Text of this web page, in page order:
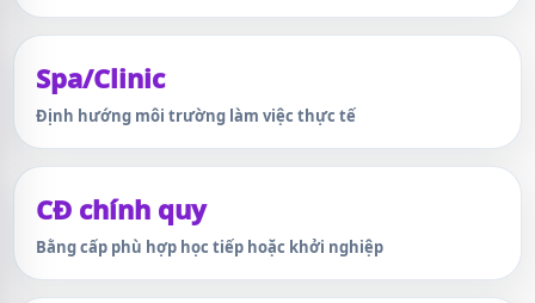
Spa/Clinic
Định hướng môi trường làm việc thực tế
CĐ chính quy
Bằng cấp phù hợp học tiếp hoặc khởi nghiệp